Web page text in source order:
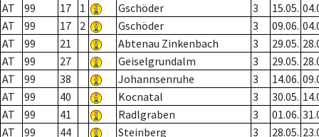
AT
99 17 1 Gschöder 3 15.05.
AT
99 17 2 Gschöder 3 09.06.
AT
99 21 Abtenau Zinkenbach 3 29.05.
AT
99 27 Geiselgrundalm 3 29.05.
AT
99 38 Johannsenruhe 3 14.06.
AT
99 40 Kocnatal 3 30.05.
AT
99 41 Radlgraben 3 01.06.
AT
99 44 Steinberg 3 28.05.